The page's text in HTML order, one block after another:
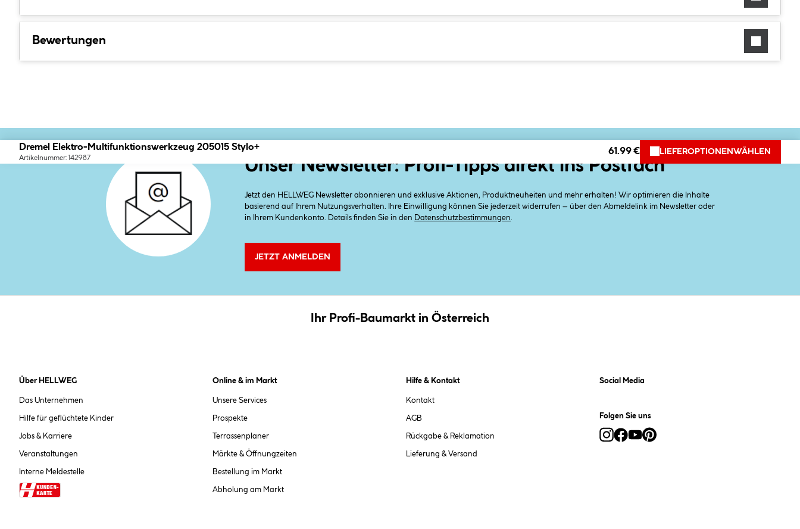
Bewertungen
Dremel Elektro-Multifunktionswerkzeug 205015 Stylo+
Artikelnummer: 142987
61.99 € LIEFEROPTIONEN WÄHLEN
Unser Newsletter: Profi-Tipps direkt ins Postfach
Jetzt den HELLWEG Newsletter abonnieren und exklusive Aktionen, Produktneuheiten und mehr erhalten! Wir optimieren die Inhalte
basierend auf Ihrem Nutzungsverhalten. Ihre Einwilligung können Sie jederzeit widerrufen – über den Abmeldelink im Newsletter oder
in Ihrem Kundenkonto. Details finden Sie in den
Datenschutzbestimmungen
JETZT ANMELDEN
Ihr Profi-Baumarkt in Österreich
Über HELLWEG
Das Unternehmen
Hilfe für geflüchtete Kinder
Jobs & Karriere
Veranstaltungen
Interne Meldestelle
Online & im Markt
Unsere Services
Prospekte
Terrassenplaner
Märkte & Öffnungzeiten
Bestellung im Markt
Abholung am Markt
Hilfe & Kontakt
Kontakt
AGB
Rückgabe & Reklamation
Lieferung & Versand
Social Media
Folgen Sie uns